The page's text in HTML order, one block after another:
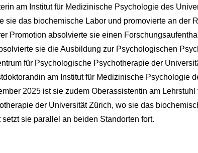
am Institut für Medizinische Psychologie des
sie das biochemische Labor und promovierte an der
Promotion absolvierte sie einen
sie die Ausbildung zur Psychologischen
für Psychologische Psychotherapie der
am Institut für Medizinische Psychologie
2025 ist sie zudem Oberassistentin am
der Universität Zürich, wo sie das
sie parallel an beiden Standorten fort.